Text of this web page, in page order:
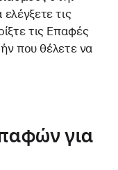
τις
τις Επαφές
που θέλετε να
για